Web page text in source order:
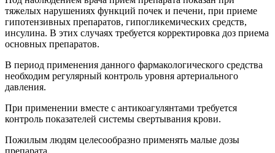
тяжелых нарушениях функций почек и печени, при приеме
гипотензивных препаратов, гипогликемических средств,
инсулина. В этих случаях требуется корректировка доз приема
основных препаратов.
В период применения данного фармакологического средства
необходим регулярный контроль уровня артериального
давления.
При применении вместе с антикоагулянтами требуется
контроль показателей системы свертывания крови.
Пожилым людям целесообразно применять малые дозы